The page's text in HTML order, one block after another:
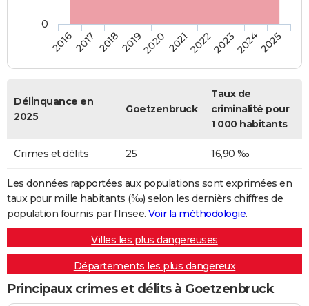
20162017 20182019202020212022202320242025
0
Délinquance en
2025
Goetzenbruck
Taux de
criminalité pour
1 000 habitants
Crimes et délits 25 16,90 ‰
Les données rapportées aux populations sont exprimées en
taux pour mille habitants (‰) selon les dernièrs chiffres de
population fournis par l'Insee. Voir la méthodologie.
Villes les plus dangereuses
Départements les plus dangereux
Principaux crimes et délits à Goetzenbruck